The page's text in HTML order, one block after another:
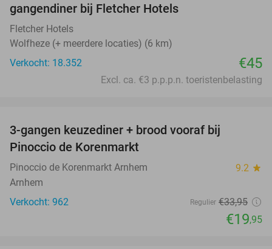
gangendiner bij Fletcher Hotels
Fletcher Hotels
Wolfheze (+ meerdere locaties) (6 km)
Verkocht: 18.352
€45
Excl. ca. €3 p.p.p.n. toeristenbelasting
3-gangen keuzediner + brood vooraf bij
Pinoccio de Korenmarkt
Pinoccio de Korenmarkt Arnhem 9.2 star
Arnhem
Verkocht: 962
Regulier €33,95
€19,95